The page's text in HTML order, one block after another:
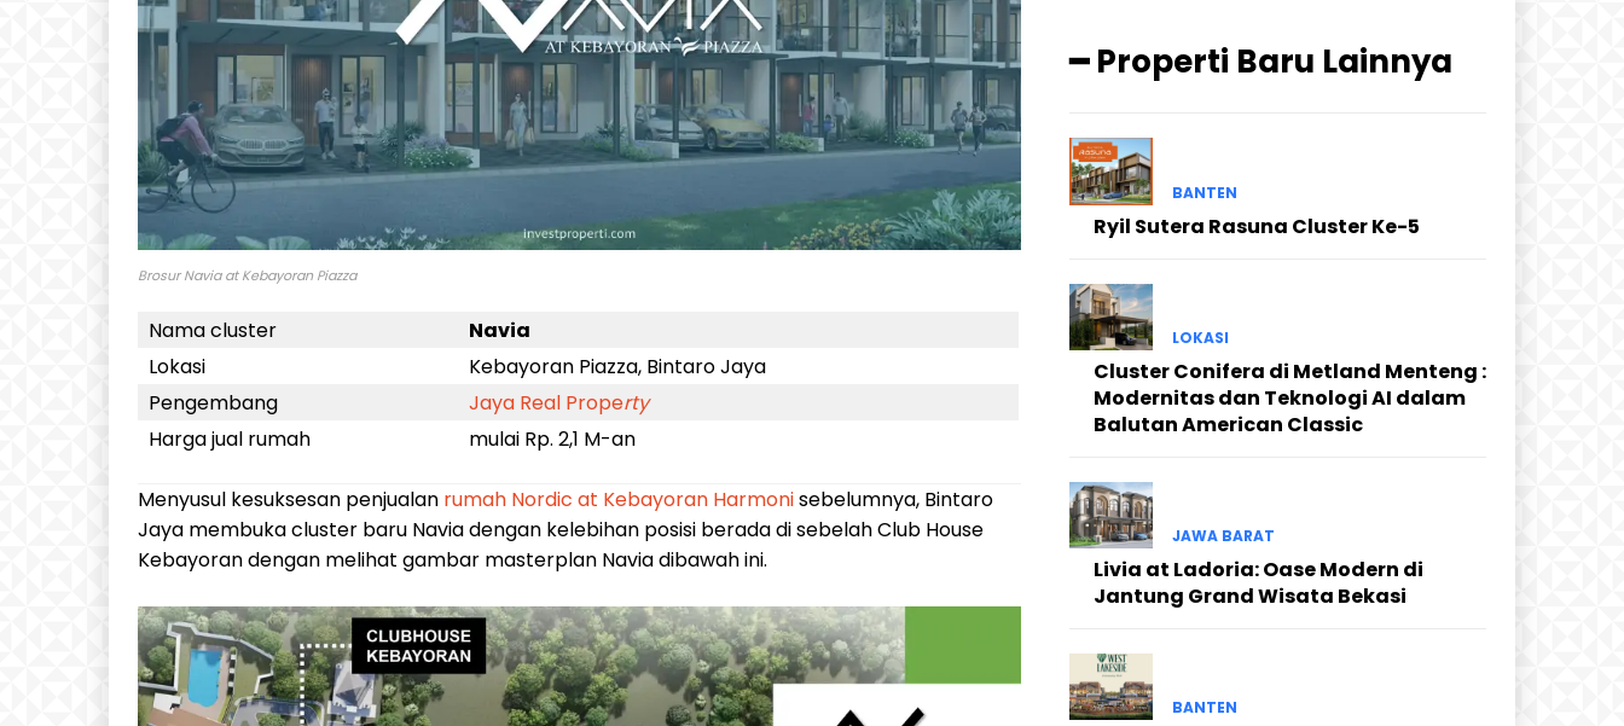
Brosur Navia at Kebayoran Piazza
Nama cluster
Navia
Lokasi
Kebayoran Piazza, Bintaro Jaya
Pengembang
Jaya Real Property
Harga jual rumah
mulai Rp. 2,1 M-an
Menyusul kesuksesan penjualan rumah Nordic at Kebayoran Harmonisebelumnya, Bintaro
Jaya membuka cluster baru Navia dengan kelebihan posisi berada di sebelah Club House
Kebayoran dengan melihat gambar masterplan Navia dibawah ini.
━ Properti Baru Lainnya
BANTEN
Ryil Sutera Rasuna Cluster Ke-5
LOKASI
Cluster Conifera di Metland Menteng :
Modernitas dan Teknologi AI dalam
Balutan American Classic
JAWA BARAT
Livia at Ladoria: Oase Modern di
Jantung Grand Wisata Bekasi
BANTEN